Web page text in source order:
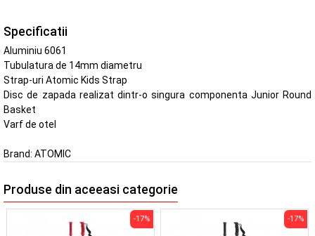
Specificatii
Aluminiu 6061
Tubulatura de 14mm diametru
Strap-uri Atomic Kids Strap
Disc de zapada realizat dintr-o singura componenta Junior Round
Basket
Varf de otel
Brand: ATOMIC
Produse din aceeasi categorie
-17% -17%